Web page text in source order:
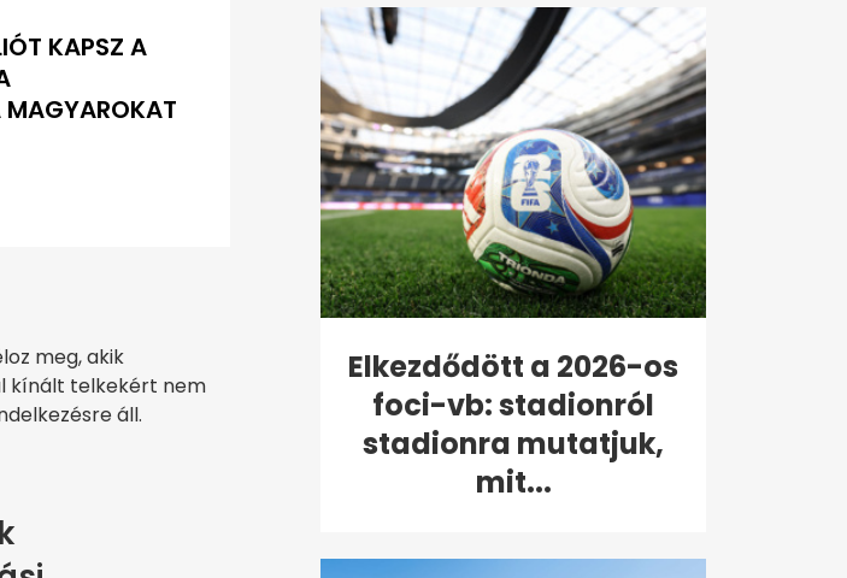
KAPSZ A
meg, akik
kínált telkekért nem
áll.
Elkezdődött a 2026-os
foci-vb: stadionról
stadionra mutatjuk,
mit...